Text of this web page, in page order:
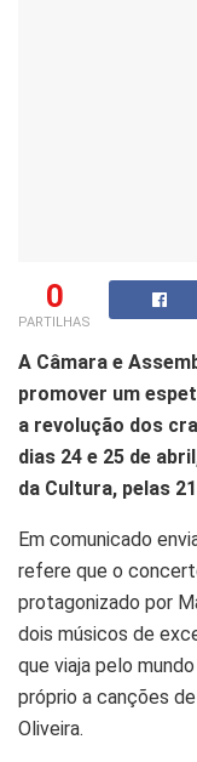
0
PARTILHAS
A Câmara e
promover um
a revolução dos
dias 24 e 25 de
da Cultura, pelas
Em comunicado
refere que o
protagonizado por
dois músicos de
que viaja pelo
próprio a canções
Oliveira.